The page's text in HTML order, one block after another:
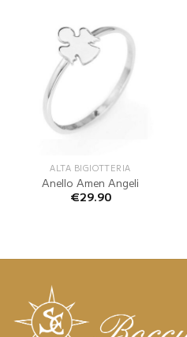
ALTA BIGIOTTERIA
Anello Amen Angeli
€29.90